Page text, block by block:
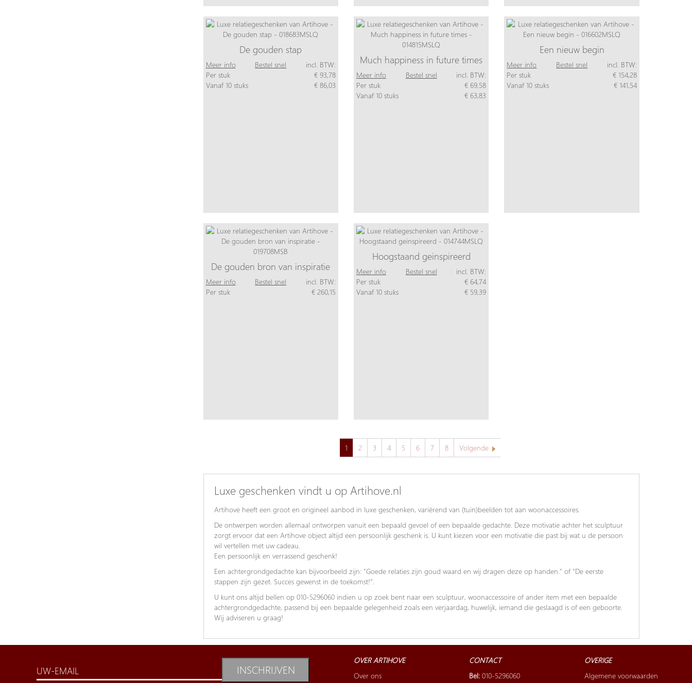
De gouden stap
Meer info Bestel snel
incl. BTW:
Per stuk
€ 93,78
Vanaf 10 stuks
€ 86,03
Much happiness in future times
Meer info Bestel snel
incl. BTW:
Per stuk
€ 69,58
Vanaf 10 stuks
€ 63,83
Een nieuw begin
Meer info Bestel snel
incl. BTW:
Per stuk
€ 154,28
Vanaf 10 stuks
€ 141,54
De gouden bron van inspiratie
Meer info Bestel snel
incl. BTW:
Per stuk
€ 260,15
Hoogstaand geinspireerd
Meer info Bestel snel
incl. BTW:
Per stuk
€ 64,74
Vanaf 10 stuks
€ 59,39
1 2 3 4 5 6 7 8 Volgende
Luxe geschenken vindt u op Artihove.nl
Artihove heeft een groot en origineel aanbod in luxe geschenken, variërend van (tuin)beelden tot aan woonaccessoires.
De ontwerpen worden allemaal ontworpen vanuit een bepaald gevoel of een bepaalde gedachte. Deze motivatie achter het sculptuur
zorgt ervoor dat een Artihove object altijd een persoonlijk geschenk is. U kunt kiezen voor een motivatie die past bij wat u de persoon
wil vertellen met uw cadeau.
Een persoonlijk en verrassend geschenk!
Een achtergrondgedachte kan bijvoorbeeld zijn: "Goede relaties zijn goud waard en wij dragen deze op handen." of "De eerste
stappen zijn gezet. Succes gewenst in de toekomst!".
U kunt ons altijd bellen op 010-5296060 indien u op zoek bent naar een sculptuur, woonaccessoire of ander item met een bepaalde
achtergrondgedachte, passend bij een bepaalde gelegenheid zoals een verjaardag, huwelijk, iemand die geslaagd is of een geboorte.
Wij adviseren u graag!
INSCHRIJVEN
OVER ARTIHOVE
Over ons
CONTACT
Bel: 010-5296060
OVERIGE
Algemene voorwaarden